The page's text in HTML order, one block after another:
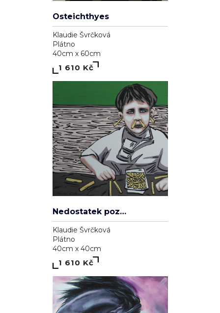
Osteichthyes
Klaudie Švrčková
Plátno
40cm x 60cm
1 610 Kč
Klaudie Švrčková
Plátno
40cm x 40cm
1 610 Kč